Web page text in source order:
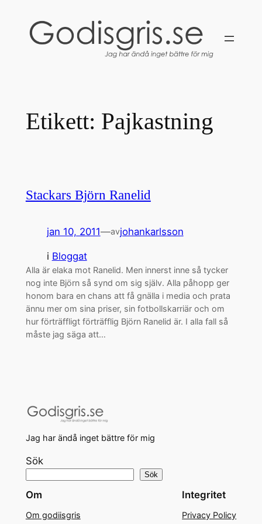
innehåll
Etikett: Pajkastning
Stackars Björn Ranelid
jan 10, 2011—avjohankarlsson
i Bloggat
Alla är elaka mot Ranelid. Men innerst inne så tycker
nog inte Björn så synd om sig själv. Alla påhopp ger
honom bara en chans att få gnälla i media och prata
ännu mer om sina priser, sin fotbollskarriär och om
hur förträffligt förträfflig Björn Ranelid är. I alla fall så
måste jag säga att…
Jag har ändå inget bättre för mig
Sök
Sök
Om
Om godiisgris
Integritet
Privacy Policy